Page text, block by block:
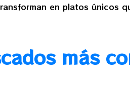
en platos únicos
más